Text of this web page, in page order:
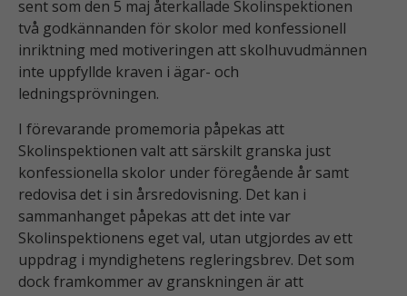
sent som den 5 maj återkallade Skolinspektionen
två godkännanden för skolor med konfessionell
inriktning med motiveringen att skolhuvudmännen
inte uppfyllde kraven i ägar- och
ledningsprövningen.
I förevarande promemoria påpekas att
Skolinspektionen valt att särskilt granska just
konfessionella skolor under föregående år samt
redovisa det i sin årsredovisning. Det kan i
sammanhanget påpekas att det inte var
Skolinspektionens eget val, utan utgjordes av ett
uppdrag i myndighetens regleringsbrev. Det som
dock framkommer av granskningen är att